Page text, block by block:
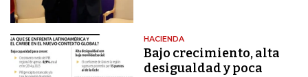
HACIENDA
Bajo crecimiento, alta
desigualdad y poca